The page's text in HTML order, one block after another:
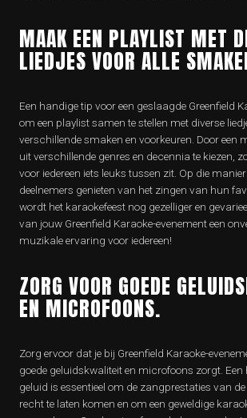
MAAK EEN PLAYLIST MET
LIEDJES VOOR ALLE
Een handige tip voor een geslaagde Greenfield
om een playlist samen te stellen met diverse
verschillende smaken en voorkeuren. Door een
uit verschillende genres en decennia te kiezen,
voor iedereen iets leuks tussen zit. Op die
deelnemers genieten van het zingen van hun
wordt het karaokefeest nog gezelliger en
van jouw Greenfield Karaoke-evenement een
muzikale ervaring voor iedereen!
ZORG VOOR GOEDE
EN MICROFOONS.
Zorg ervoor dat je bij Greenfield Karaoke-
goede geluidskwaliteit en microfoons zorgt.
geluid is essentieel om de zangprestaties van
recht te laten komen en om een geweldige